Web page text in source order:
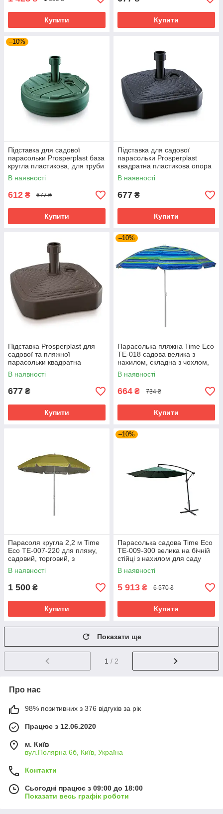
Купити Купити
–10%
Підставка для садової
парасольки Prosperplast база
кругла пластикова, для труби
20-26 мм, на 10 л, зелена
В наявності
612 ₴ 677 ₴
Купити
Підставка для садової
парасольки Prosperplast
квадратна пластикова опора
тримач, 12 л, сіра
В наявності
677 ₴
Купити
Підставка Prosperplast для
садової та пляжної
парасольки квадратна
пластикова, на 12 л,
коричнева
В наявності
677 ₴
Купити
–10%
Парасолька пляжна Time Eco
TE-018 садова велика з
нахилом, складна з чохлом,
1,8 м, смугаста
різнокольорова
В наявності
664 ₴ 734 ₴
Купити
Парасоля кругла 2,2 м Time
Eco TE-007-220 для пляжу,
садовий, торговий, з
напиленням, клапаном та
нахилом, жовтий
В наявності
1 500 ₴
Купити
–10%
Парасолька садова Time Eco
ТЕ-009-300 велика на бічній
стійці з нахилом для саду
дачі кафе вулиці, Зелений
В наявності
5 913 ₴ 6 570 ₴
Купити
Показати ще
1 / 2
Про нас
98% позитивних з 376 відгуків за рік
Працює з 12.06.2020
м. Київ
вул.Полярна 6б, Київ, Україна
Контакти
Сьогодні працює з 09:00 до 18:00
Показати весь графік роботи